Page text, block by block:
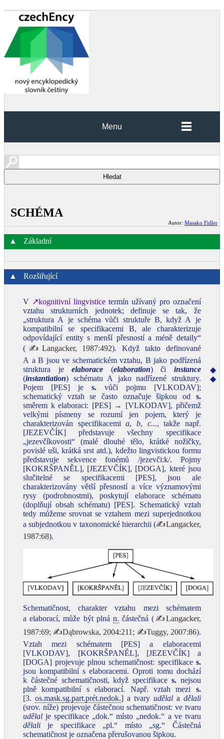
Menu
SCHÉMA
Autor: Masako Fidler
▲ Základní
▲ Rozšiřující
V ↗kognitivní lingvisticetermín užívaný pro označení
vztahu strukturních jednotek; definuje se tak, že
„struktura A je schéma vůči struktuře B, když A je
kompatibilní se specifikacemi B, ale charakterizuje
odpovídající entity s menší přesností a méně detaily“
( ✍Langacker, 1987:492). Když takto definované
A a B jsou ve schematickém vztahu, B jako podřízená
struktura jeelaborace (elaboration) či instance
(instantiation) schématu A jako nadřízené struktury.
Pojem [PES] je s.vůči pojmu [VLKODAV];
schematický vztah se často označuje šipkou od s.
směrem k elaboraci: [PES] → [VLKODAV], přičemž
velkými písmeny se rozumí jen pojem, který je
charakterizován specifikacemia, b, c..., takže např.
[JEZEVČÍK] představuje všechny specifikace
„jezevčíkovosti“ (malé dlouhé tělo, krátké nožičky,
povislé uši, krátká srst atd.), kdežto lingvistickou formu
představuje sekvence fonémů /jezevči:k/. Pojmy
[KOKRŠPANĚL], [JEZEVČÍK], [DOGA], které jsou
slučitelné se specifikacemi [PES], jsou ale
charakterizovány větší přesností a více významovými
rysy (podrobnostmi), poskytují elaborace schématu
(doplňují obsah schématu) [PES]. Schematický vztah
tedy můžeme srovnat se vztahem mezi superjednotkou
a subjednotkou v taxonomické hierarchii (✍Langacker,
1987:68).
Schematičnost, charakter vztahu mezi schématem
a elaborací, může být plná n. částečná ( ✍Langacker,
1987:69; ✍Dąbrowska, 2004:211 ; ✍Tuggy, 2007:86).
Vztah mezi schématem [PES] a elaboracemi
[VLKODAV], [KOKRŠPANĚL], [JEZEVČÍK] a
[DOGA] projevuje plnou schematičnost: specifikace s.
jsou kompatibilní s elaboracemi. Oproti tomu dochází
k částečné schematičnosti, když specifikace s.nejsou
plně kompatibilní s elaborací. Např. vztah mezi s.
[3. os.mask.sg.part.prét.nedok.] a tvary udělala dělali
(srov. níže) projevuje částečnou schematičnost: ve tvaru
udělal je specifikace „dok.“ místo „nedok.“ a ve tvaru
dělali je specifikace „pl.“ místo „sg.“ Částečná
schematičnost je označena přerušovanou šipkou.
◆
◆